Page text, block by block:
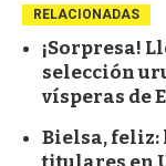
RELACIONADAS
¡Sorpresa!
selección
vísperas de
Bielsa, feliz: